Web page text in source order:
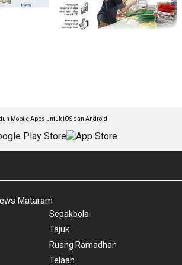
Mobile Apps untuk iOS dan Android
Mataram
Sepakbola
Tajuk
Ruang Ramadhan
Telaah